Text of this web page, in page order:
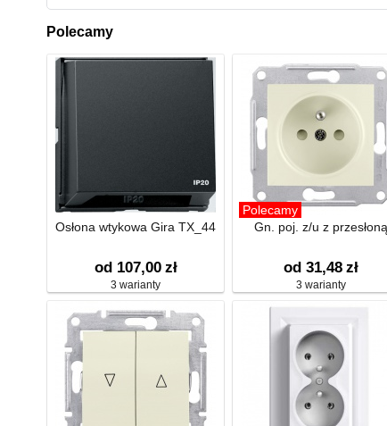
Polecamy
Osłona wtykowa Gira TX_44
od 107,00 zł
3 warianty
Polecamy
Gn. poj. z/u z przesłoną
od 31,48 zł
3 warianty